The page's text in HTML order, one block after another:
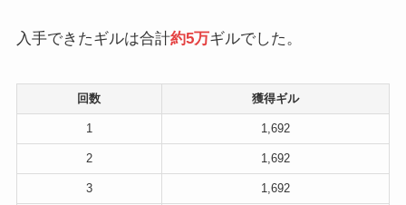
入手できたギルは合計約5万ギルでした。
回数 獲得ギル
1 1,692
2 1,692
3 1,692